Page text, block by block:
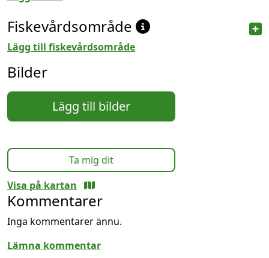
Fiskevårdsområde
Lägg till fiskevårdsområde
Bilder
Lägg till bilder
Ta mig dit
Visa på kartan
Kommentarer
Inga kommentarer ännu.
Lämna kommentar